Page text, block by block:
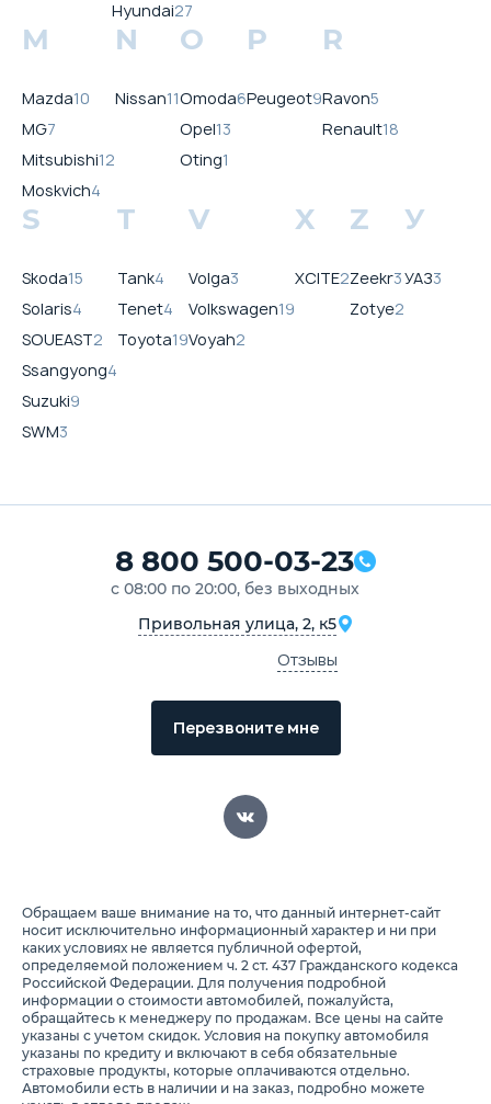
Hyundai27
M
Mazda10
MG7
Mitsubishi12
Moskvich4
N
Nissan11
O
Omoda6
Opel13
Oting1
P
Peugeot9
R
Ravon5
Renault18
S
Skoda15
Solaris4
SOUEAST2
Ssangyong4
Suzuki9
SWM3
T
Tank4
Tenet4
Toyota19
V
Volga3
Volkswagen19
Voyah2
X
XCITE2
Z
Zeekr3
Zotye2
У
УАЗ3
8 800 500-03-23
с 08:00 по 20:00, без выходных
Привольная улица, 2, к5
Отзывы
Перезвоните мне
Обращаем ваше внимание на то, что данный интернет-сайт
носит исключительно информационный характер и ни при
каких условиях не является публичной офертой,
определяемой положением ч. 2 ст. 437 Гражданского кодекса
Российской Федерации. Для получения подробной
информации о стоимости автомобилей, пожалуйста,
обращайтесь к менеджеру по продажам. Все цены на сайте
указаны с учетом скидок. Условия на покупку автомобиля
указаны по кредиту и включают в себя обязательные
страховые продукты, которые оплачиваются отдельно.
Автомобили есть в наличии и на заказ, подробно можете